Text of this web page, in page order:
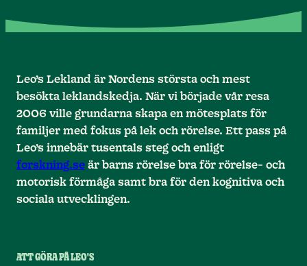
Leo’s Lekland är Nordens största och mest
besökta leklandskedja. När vi började vår resa
2006 ville grundarna skapa en mötesplats för
familjer med fokus på lek och rörelse. Ett pass på
Leo’s innebär tusentals steg och enligt
forskning.se är barns rörelse bra för rörelse- och
motorisk förmåga samt bra för den kognitiva och
sociala utvecklingen.
ATT GÖRA PÅ LEO'S